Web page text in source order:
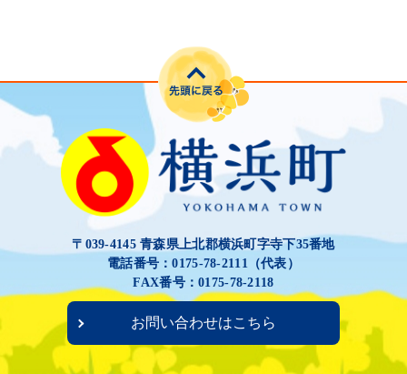
〒039-4145 青森県上北郡横浜町字寺下35番地
電話番号：0175-78-2111（代表）
FAX番号：0175-78-2118
お問い合わせはこちら